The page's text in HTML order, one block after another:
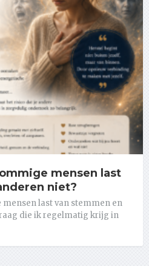
mensen last
niet?
last van stemmen en
die ik regelmatig krijg in